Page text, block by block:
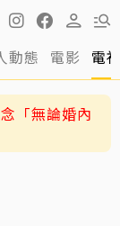
動態 電影 電
「無論婚內